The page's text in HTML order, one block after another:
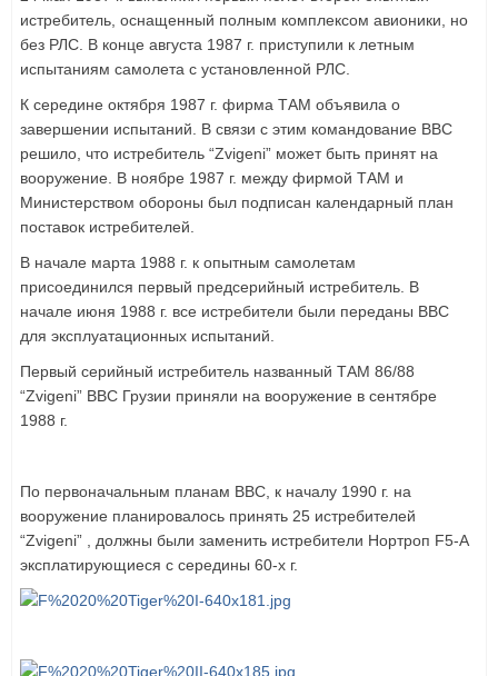
истребитель, оснащенный полным комплексом авионики, но
без РЛС. В конце августа 1987 г. приступили к летным
испытаниям самолета с установленной РЛС.
К середине октября 1987 г. фирма ТАМ объявила о
завершении испытаний. В связи с этим командование ВВС
решило, что истребитель “Zvigeni” может быть принят на
вооружение. В ноябре 1987 г. между фирмой ТАМ и
Министерством обороны был подписан календарный план
поставок истребителей.
В начале марта 1988 г. к опытным самолетам
присоединился первый предсерийный истребитель. В
начале июня 1988 г. все истребители были переданы ВВС
для эксплуатационных испытаний.
Первый серийный истребитель названный ТАМ 86/88
“Zvigeni” ВВС Грузии приняли на вооружение в сентябре
1988 г.
По первоначальным планам ВВС, к началу 1990 г. на
вооружение планировалось принять 25 истребителей
“Zvigeni” , должны были заменить истребители Нортроп F5-A
эксплатирующиеся с середины 60-х г.